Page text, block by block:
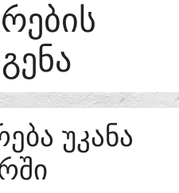
ᲣᲙᲐᲜᲐ